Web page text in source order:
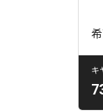
キ